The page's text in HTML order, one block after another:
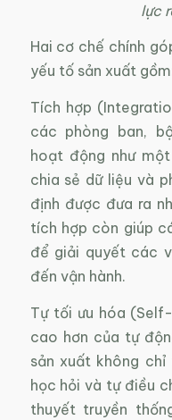
lực
Hai cơ chế chính
yếu tố sản xuất
Tích hợp
các phòng ban,
hoạt động như
chia sẻ dữ liệu và
định được đưa ra
tích hợp còn giúp
để giải quyết các
đến vận hành.
Tự tối ưu hóa
cao hơn của tự
sản xuất không
học hỏi và tự điều
thuyết truyền